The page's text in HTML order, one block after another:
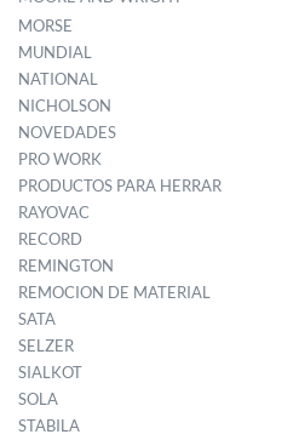
MORSE
MUNDIAL
NATIONAL
NICHOLSON
NOVEDADES
PRO WORK
PRODUCTOS PARA HERRAR
RAYOVAC
RECORD
REMINGTON
REMOCION DE MATERIAL
SATA
SELZER
SIALKOT
SOLA
STABILA